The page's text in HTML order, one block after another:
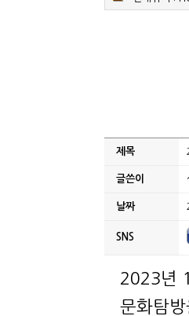
제목
글쓴이
날짜
SNS
2023년
문화탐